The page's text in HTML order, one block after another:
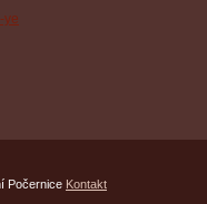
Počernice Kontakt